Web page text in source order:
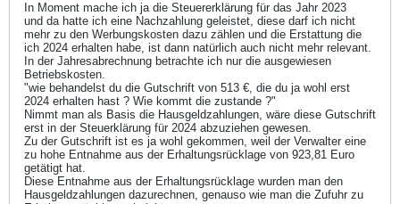
In Moment mache ich ja die Steuererklärung für das Jahr 2023
und da hatte ich eine Nachzahlung geleistet, diese darf ich nicht
mehr zu den Werbungskosten dazu zählen und die Erstattung die
ich 2024 erhalten habe, ist dann natürlich auch nicht mehr relevant.
In der Jahresabrechnung betrachte ich nur die ausgewiesen
Betriebskosten.
"wie behandelst du die Gutschrift von 513 €, die du ja wohl erst
2024 erhalten hast ? Wie kommt die zustande ?"
Nimmt man als Basis die Hausgeldzahlungen, wäre diese Gutschrift
erst in der Steuerklärung für 2024 abzuziehen gewesen.
Zu der Gutschrift ist es ja wohl gekommen, weil der Verwalter eine
zu hohe Entnahme aus der Erhaltungsrücklage von 923,81 Euro
getätigt hat.
Diese Entnahme aus der Erhaltungsrücklage wurden man den
Hausgeldzahlungen dazurechnen, genauso wie man die Zufuhr zu